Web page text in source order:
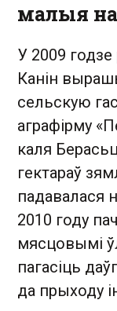
малыя
У 2009 годзе
Канін
сельскую
аграфірму
каля
гектараў
падавалася
2010 году
мясцовымі
пагасіць
да прыходу